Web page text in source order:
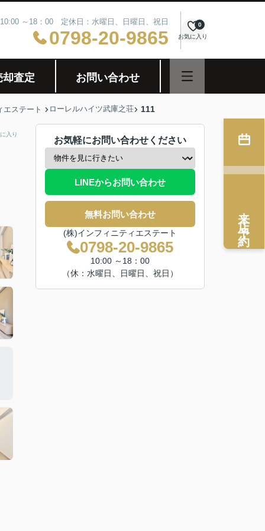
～18：00 定休日：水曜日、日曜日、祝日
0798-20-9865 お気に入り
0
却査定 お問い合わせ
ステート ローレルハイツ武庫之荘 111
入り
お気軽にお問い合わせください
LINEからお問い合わせ
無料お問い合わせ
(株)インフィニティエステート
0798-20-9865
10:00 ～18：00
（休：水曜日、日曜日、祝日）
来店予約